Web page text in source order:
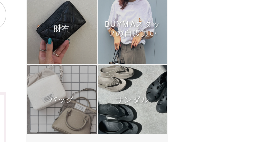
財布
BUYMAスタッ
フの自腹買い
バッグ サンダル